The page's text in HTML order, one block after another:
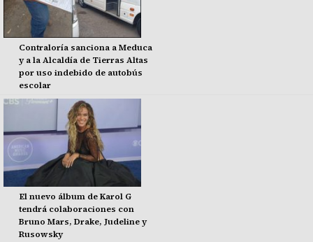
Contraloría sanciona a Meduca
y a la Alcaldía de Tierras Altas
por uso indebido de autobús
escolar
El nuevo álbum de Karol G
tendrá colaboraciones con
Bruno Mars, Drake, Judeline y
Rusowsky